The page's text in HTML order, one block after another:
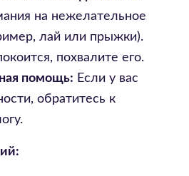
на нежелательное
лай или прыжки).
похвалите его.
помощь: Если у вас
обратитесь к